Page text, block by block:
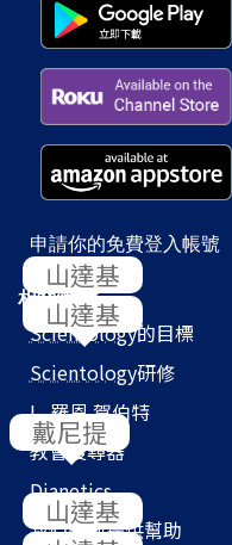
申請你的免費登入帳號
相關網站
Scientology的目標
Scientology研修
L. 羅恩 賀伯特
教會搜尋器
Dianetics
我們如何提供幫助